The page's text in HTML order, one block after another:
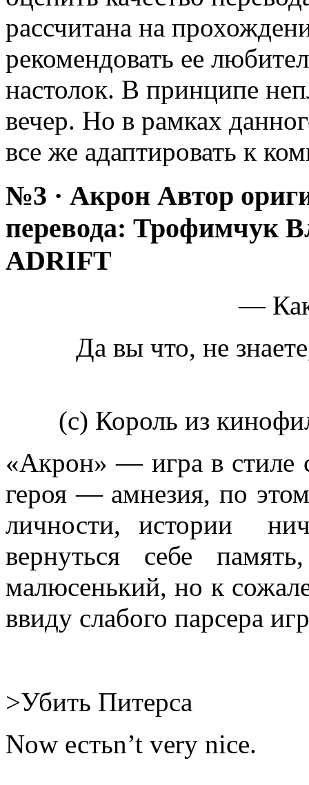
рассчитана на
рекомендовать ее
настолок. В принципе
вечер. Но в рамках
все же адаптировать к
№3 · Акрон Автор
перевода: Трофимчук
ADRIFT
—
Да вы что, не
(с) Король из
«Акрон» — игра в стиле
героя — амнезия, по
личности, истории
вернуться себе
малюсенький, но к
ввиду слабого парсера
>Убить Питерса
Now естьn’t very nice.